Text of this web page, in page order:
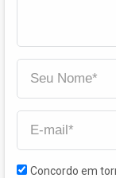
Concordo em